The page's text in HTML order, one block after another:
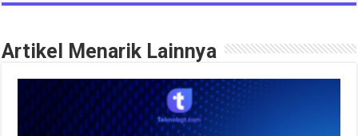
Artikel Menarik Lainnya